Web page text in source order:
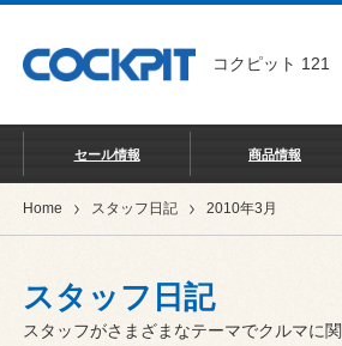
コクピット 121
セール情報 商品情報
Home スタッフ日記 2010年3月
スタッフ日記
スタッフがさまざまなテーマでクルマに